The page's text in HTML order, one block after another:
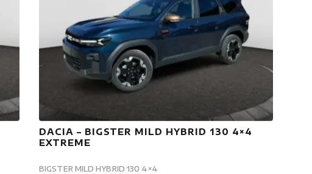
DACIA – BIGSTER MILD HYBRID 130 4×4
EXTREME
BIGSTER MILD HYBRID 130 4×4